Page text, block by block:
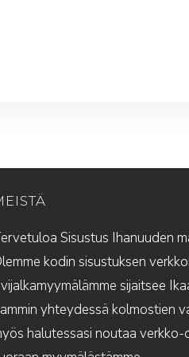
Sisustus Ihanuuden
kodin sisustuksen
sijaitsee
yhteydessä kolmostien
halutessasi noutaa verkko-